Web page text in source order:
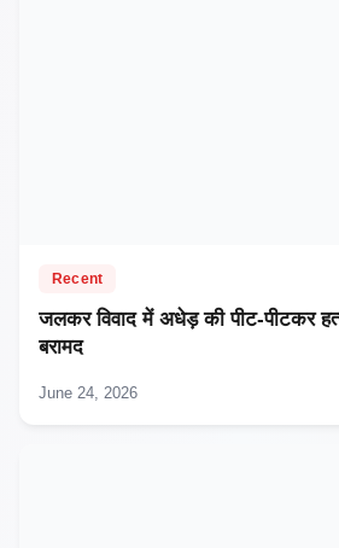
Recent
जलकर विवाद में अधेड़ की पीट-पीटकर
बरामद
June 24, 2026